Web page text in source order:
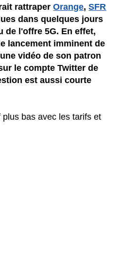
rattraperOrange,SFR
dans quelques jours
de l'offre 5G. En effet,
lancement imminent de
vidéo de son patron
le compte Twitter de
est aussi courte
plus bas avec les tarifs et